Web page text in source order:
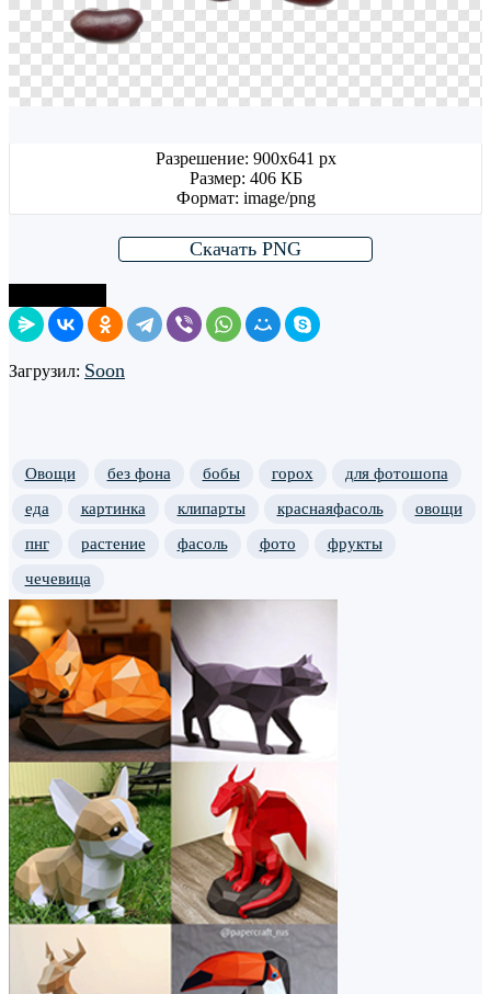
Разрешение: 900x641 px
Размер: 406 КБ
Формат: image/png
Скачать PNG
Загрузил: Soon
Овощи без фона бобы горох
для фотошопа
еда
картинка клипарты краснаяфасоль
овощи
пнг
растение фасоль фото
фрукты
чечевица